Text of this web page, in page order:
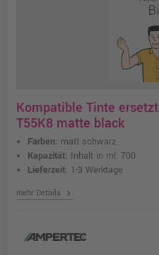
Kompatible Tinte
T55K8 matte black
Farben: matt schwarz
Kapazität: Inhalt in ml: 700
Lieferzeit: 1-3 Werktage
mehr Details chevron_right